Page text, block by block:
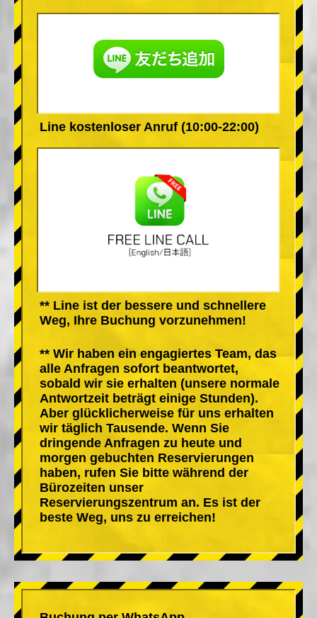
Line kostenloser Anruf (10:00-22:00)
** Line ist der bessere und schnellere
Weg, Ihre Buchung vorzunehmen!
** Wir haben ein engagiertes Team, das
alle Anfragen sofort beantwortet,
sobald wir sie erhalten (unsere normale
Antwortzeit beträgt einige Stunden).
Aber glücklicherweise für uns erhalten
wir täglich Tausende. Wenn Sie
dringende Anfragen zu heute und
morgen gebuchten Reservierungen
haben, rufen Sie bitte während der
Bürozeiten unser
Reservierungszentrum an. Es ist der
beste Weg, uns zu erreichen!